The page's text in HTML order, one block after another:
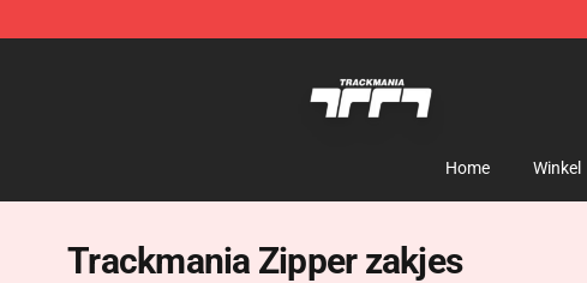
Home Winkel
Trackmania Zipper zakjes